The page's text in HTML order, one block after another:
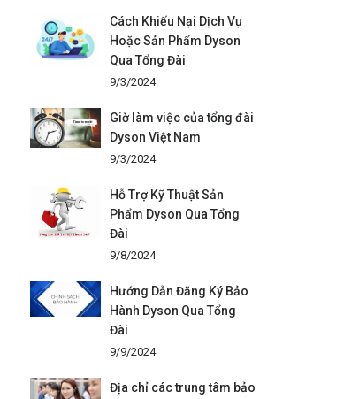
Cách Khiếu Nại Dịch Vụ
Hoặc Sản Phẩm Dyson
Qua Tổng Đài
9/3/2024
Giờ làm việc của tổng đài
Dyson Việt Nam
9/3/2024
Hỗ Trợ Kỹ Thuật Sản
Phẩm Dyson Qua Tổng
Đài
9/8/2024
Hướng Dẫn Đăng Ký Bảo
Hành Dyson Qua Tổng
Đài
9/9/2024
Địa chỉ các trung tâm bảo